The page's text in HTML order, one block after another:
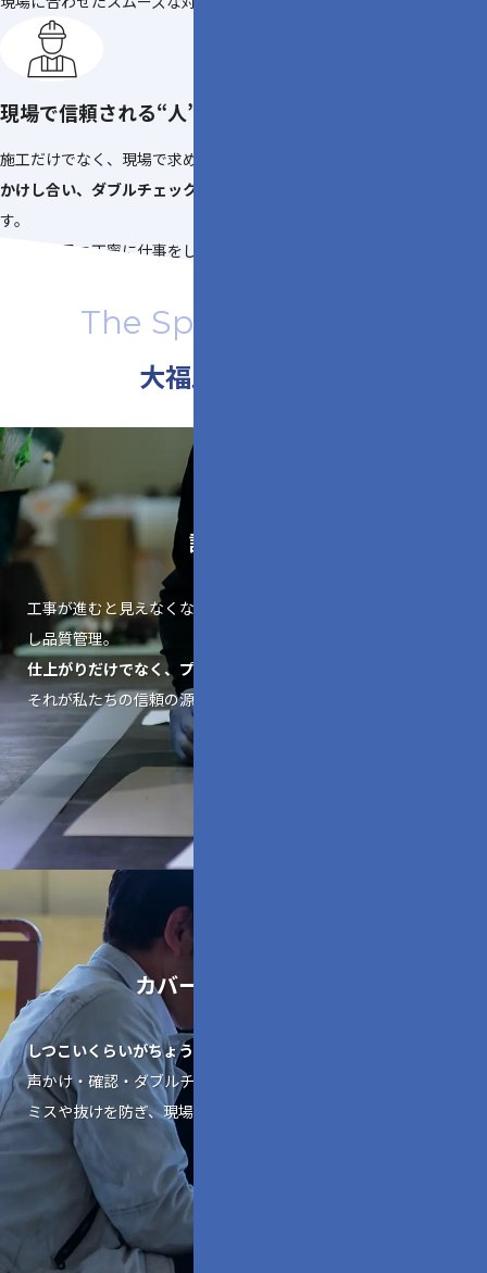
現場で信頼される“人”がいる会社
施工だけでなく、現場で求められるマナーや連携を大切に。
かけし合い、ダブルチェックでミスを防ぐことを徹底
す。
誠実に、且つ丁寧に仕事をしたいと思っている職人を揃えてい
The Spirit of OFUKU
大福工業の職人魂
誠実な施工
工事が進むと見えなくなる部分（隠蔽部）も、写真撮影を徹底
し品質管理。
仕上がりだけでなく、プロセスすべてに誠実であること。
それが私たちの信頼の源です。
カバーしあう社員教育
しつこいくらいがちょうどいい。
声かけ・確認・ダブルチェックを繰り返して
ミスや抜けを防ぎ、現場全体の安全と品質を守っています。